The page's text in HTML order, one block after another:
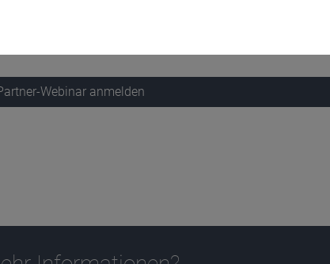
ihre verschiedenen Anlageklassen im Jahr 2024 sehen.
Webinar anmelden